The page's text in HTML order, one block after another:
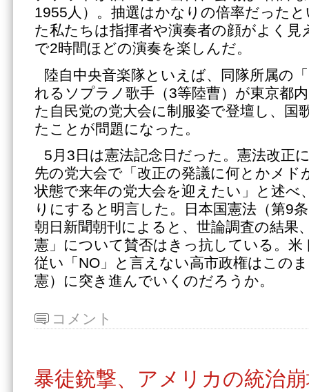
1955人）。抽選はかなりの倍率だった
た私たちは指揮者や演奏者の顔がよく見
で2時間ほどの演奏を楽しんだ。
陸自中央音楽隊といえば、同隊所属の
れるソプラノ歌手（3等陸曹）が東京都
た自民党の党大会に制服姿で登壇し、国
たことが問題になった。
5月3日は憲法記念日だった。憲法改正
先の党大会で「改正の発議に何とかメド
状態で来年の党大会を迎えたい」と述べ
りにすると明言した。日本国憲法（第9
朝日新聞朝刊によると、世論調査の結果
憲」について賛否はきっ抗している。
従い「NO」と言えない高市政権はこの
憲）に突き進んでいくのだろうか。
コメント
暴徒銃撃、アメリカの統治